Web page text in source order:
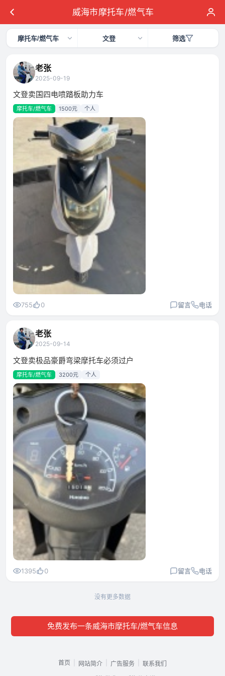
威海市摩托车/燃气车
摩托车/燃气车 文登 筛选
老张
2025-09-19
文登卖国四电喷踏板助力车
摩托车/燃气车 1500元 个人
755 0 留言 电话
老张
2025-09-14
文登卖极品豪爵弯梁摩托车必须过户
摩托车/燃气车 3200元 个人
1395 0 留言 电话
没有更多数据
免费发布一条威海市摩托车/燃气车信息
首页 网站简介 广告服务
联系我们